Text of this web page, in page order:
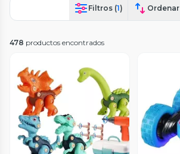
Filtros (1) Ordenar
478 productos encontrados